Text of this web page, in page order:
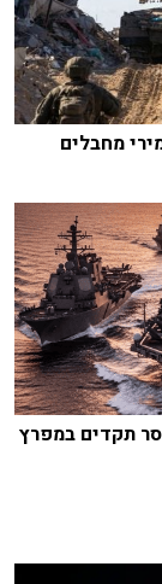
מחבלים
תקדים במפרץ